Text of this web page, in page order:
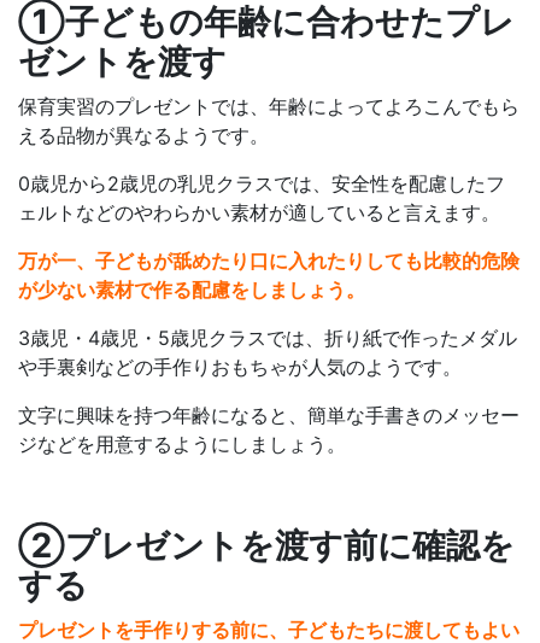
①子どもの年齢に合わせたプレ
ゼントを渡す
保育実習のプレゼントでは、年齢によってよろこんでもら
える品物が異なるようです。
0歳児から2歳児の乳児クラスでは、安全性を配慮したフ
ェルトなどのやわらかい素材が適していると言えます。
万が一、子どもが舐めたり口に入れたりしても比較的危険
が少ない素材で作る配慮をしましょう。
3歳児・4歳児・5歳児クラスでは、折り紙で作ったメダル
や手裏剣などの手作りおもちゃが人気のようです。
文字に興味を持つ年齢になると、簡単な手書きのメッセー
ジなどを用意するようにしましょう。
②プレゼントを渡す前に確認を
する
プレゼントを手作りする前に、子どもたちに渡してもよい